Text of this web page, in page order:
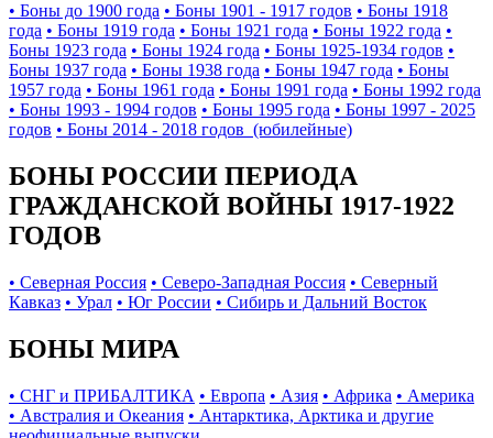
• Боны до 1900 года • Боны 1901 - 1917 годов • Боны 1918
года • Боны 1919 года • Боны 1921 года • Боны 1922 года •
Боны 1923 года • Боны 1924 года • Боны 1925-1934 годов •
Боны 1937 года • Боны 1938 года • Боны 1947 года • Боны
1957 года • Боны 1961 года • Боны 1991 года • Боны 1992 года
• Боны 1993 - 1994 годов • Боны 1995 года • Боны 1997 - 2025
годов • Боны 2014 - 2018 годов (юбилейные)
БОНЫ РОССИИ ПЕРИОДА
ГРАЖДАНСКОЙ ВОЙНЫ 1917-1922
ГОДОВ
• Северная Россия • Северо-Западная Россия • Северный
Кавказ • Урал • Юг России • Сибирь и Дальний Восток
БОНЫ МИРА
• СНГ и ПРИБАЛТИКА • Европа • Азия • Африка • Америка
• Австралия и Океания • Антарктика, Арктика и другие